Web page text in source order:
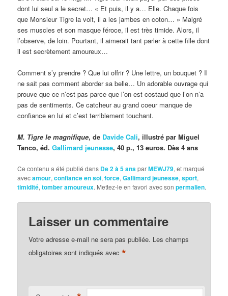
dont lui seul a le secret… « Et puis, il y a… Elle. Chaque fois
que Monsieur Tigre la voit, il a les jambes en coton… » Malgré
ses muscles et son masque féroce, il est très timide. Alors, il
l’observe, de loin. Pourtant, il aimerait tant parler à cette fille dont
il est secrètement amoureux…
Comment s’y prendre ? Que lui offrir ? Une lettre, un bouquet ? Il
ne sait pas comment aborder sa belle… Un adorable ouvrage qui
prouve que ce n’est pas parce que l’on est costaud que l’on n’a
pas de sentiments. Ce catcheur au grand coeur manque de
confiance en lui et c’est terriblement touchant.
M. Tigre le magnifique, de Davide Cali, illustré par Miguel
Tanco, éd.Gallimard jeunesse, 40 p., 13 euros. Dès 4 ans
Ce contenu a été publié dans De 2 à 5 ansparMEWJ79, et marqué
avecamour,confiance en soi,force,Gallimard jeunesse,sport,
timidité,tomber amoureux. Mettez-le en favori avec sonpermalien.
Laisser un commentaire
Votre adresse e-mail ne sera pas publiée. Les champs
obligatoires sont indiqués avec*